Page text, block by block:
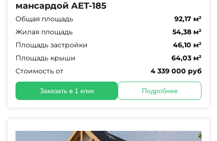
мансардой AET-185
Общая площадь
92,17 м²
Жилая площадь
54,38 м²
Площадь застройки
46,10 м²
Площадь крыши
64,03 м²
Стоимость от
4 339 000 руб
Заказать в 1 клик Подробнее